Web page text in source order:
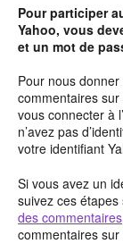
Pour participer
Yahoo, vous
et un mot de
Pour nous
commentaires
vous connecter à
n’avez pas
votre identifiant
Si vous avez un
suivez ces
des
commentaires